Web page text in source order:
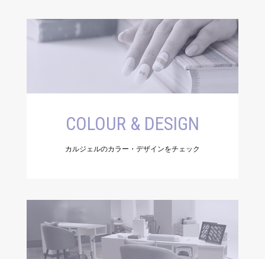
COLOUR & DESIGN
カルジェルのカラー・デザインをチェック